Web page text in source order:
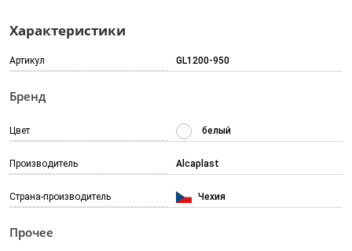
Характеристики
Артикул GL1200-950
Бренд
Цвет белый
Производитель Alcaplast
Страна-производитель Чехия
Прочее